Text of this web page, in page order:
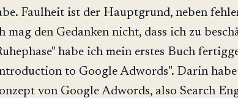
Faulheit ist der Hauptgrund, neben
mag den Gedanken nicht, dass ich zu
habe ich mein erstes Buch
to Google Adwords". Darin
von Google Adwords, also Search